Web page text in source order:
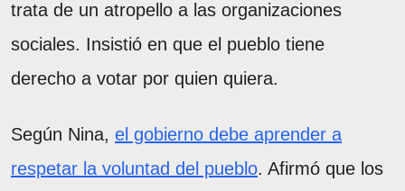
trata de un atropello a las organizaciones
sociales. Insistió en que el pueblo tiene
derecho a votar por quien quiera.
Según Nina, el gobierno debe aprender a
respetar la voluntad del pueblo. Afirmó que los